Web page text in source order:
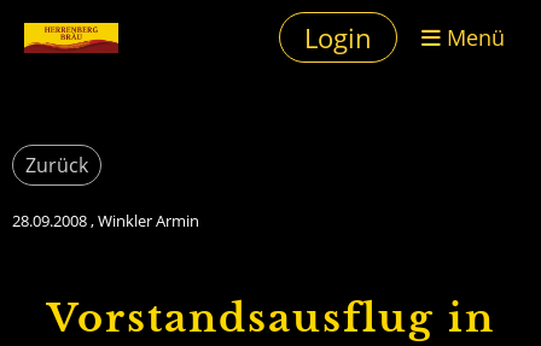
Login Menü
Zurück
28.09.2008, Winkler Armin
Vorstandsausflug in